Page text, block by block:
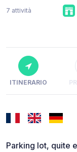
7 attività
ITINERARIO
Parking lot, quite